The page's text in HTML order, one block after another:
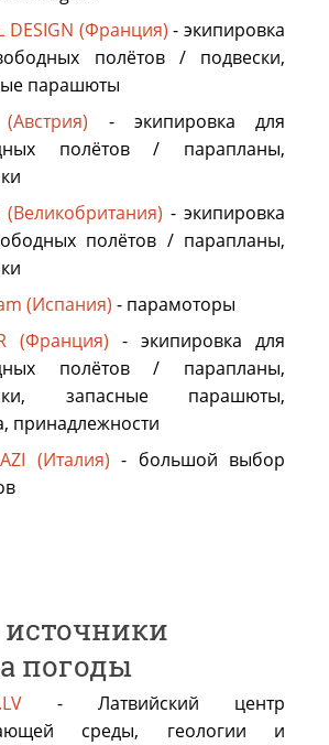
DESIGN (Франция) - экипировка
полётов / подвески,
парашюты
- экипировка для
полётов / парапланы,
(Великобритания) - экипировка
полётов / парапланы,
(Испания) - парамоторы
(Франция) - экипировка для
полётов / парапланы,
запасные парашюты,
принадлежности
(Италия) - большой выбор
источники
погоды
- Латвийский центр
среды, геологии и